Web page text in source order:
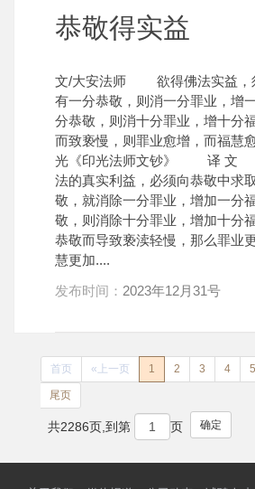
恭敬得实益
文/大安法师 欲得佛法实益，
有一分恭敬，则消一分罪业，增
分恭敬，则消十分罪业，增十分
而致亵慢，则罪业愈增，而福
光《印光法师文钞》 译 文
法的真实利益，必须向恭敬中求
敬，就消除一分罪业，增加一分
敬，则消除十分罪业，增加十分
恭敬而导致亵渎轻慢，那么罪业
慧更加....
发布时间： 2023年12月31号
首页 «上一页 1 2 3 4 5
尾页
共2286页,到第 页 确定